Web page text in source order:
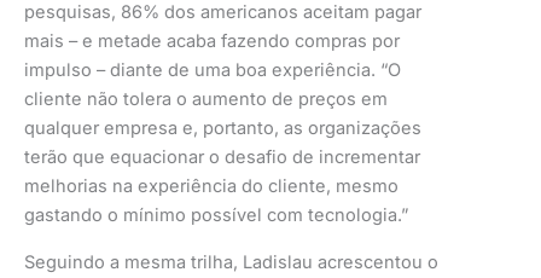
pesquisas, 86% dos americanos aceitam pagar
mais – e metade acaba fazendo compras por
impulso – diante de uma boa experiência. “O
cliente não tolera o aumento de preços em
qualquer empresa e, portanto, as organizações
terão que equacionar o desafio de incrementar
melhorias na experiência do cliente, mesmo
gastando o mínimo possível com tecnologia.”
Seguindo a mesma trilha, Ladislau acrescentou o